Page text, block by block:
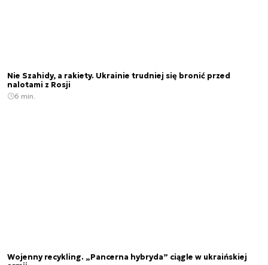
Nie Szahidy, a rakiety. Ukrainie trudniej się bronić przed
nalotami z Rosji
6 min.
Wojenny recykling. „Pancerna hybryda” ciągle w ukraińskiej